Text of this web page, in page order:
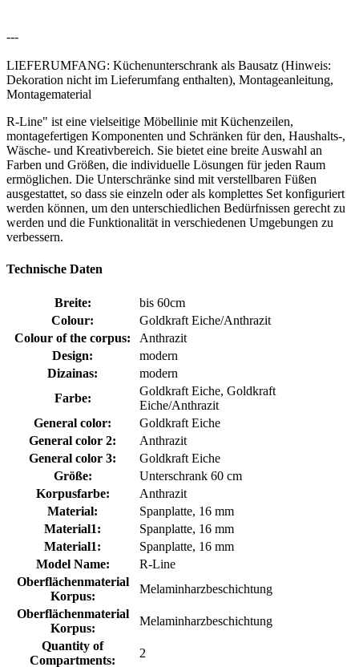
---
LIEFERUMFANG: Küchenunterschrank als Bausatz (Hinweis:
Dekoration nicht im Lieferumfang enthalten), Montageanleitung,
Montagematerial
R-Line" ist eine vielseitige Möbellinie mit Küchenzeilen,
montagefertigen Komponenten und Schränken für den, Haushalts-,
Wäsche- und Kreativbereich. Sie bietet eine breite Auswahl an
Farben und Größen, die individuelle Lösungen für jeden Raum
ermöglichen. Die Unterschränke sind mit verstellbaren Füßen
ausgestattet, so dass sie einzeln oder als komplettes Set konfiguriert
werden können, um den unterschiedlichen Bedürfnissen gerecht zu
werden und die Funktionalität in verschiedenen Umgebungen zu
verbessern.
Technische Daten
Breite:
bis 60cm
Colour:
Goldkraft Eiche/Anthrazit
Colour of the corpus:
Anthrazit
Design:
modern
Dizainas:
modern
Farbe:
Goldkraft Eiche, Goldkraft
Eiche/Anthrazit
General color:
Goldkraft Eiche
General color 2:
Anthrazit
General color 3:
Goldkraft Eiche
Größe:
Unterschrank 60 cm
Korpusfarbe:
Anthrazit
Material:
Spanplatte, 16 mm
Material1:
Spanplatte, 16 mm
Material1:
Spanplatte, 16 mm
Model Name:
R-Line
Oberflächenmaterial
Korpus:
Melaminharzbeschichtung
Oberflächenmaterial
Korpus:
Melaminharzbeschichtung
Quantity of
Compartments:
2